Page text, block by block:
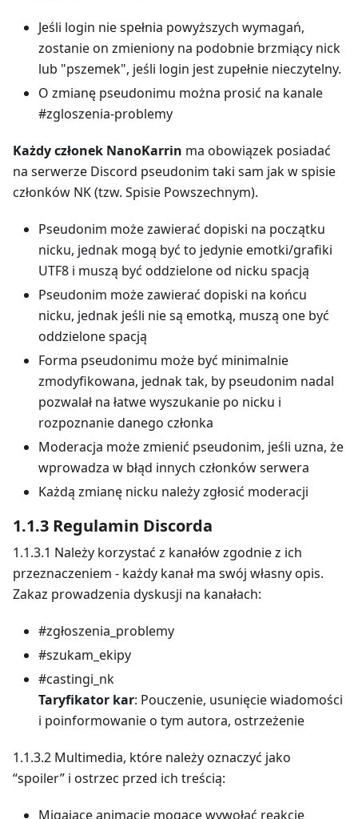
Jeśli login nie spełnia powyższych wymagań,
zostanie on zmieniony na podobnie brzmiący nick
lub "pszemek", jeśli login jest zupełnie nieczytelny.
O zmianę pseudonimu można prosić na kanale
#zgloszenia-problemy
Każdy członek NanoKarrin ma obowiązek posiadać
na serwerze Discord pseudonim taki sam jak w spisie
członków NK (tzw. Spisie Powszechnym).
Pseudonim może zawierać dopiski na początku
nicku, jednak mogą być to jedynie emotki/grafiki
UTF8 i muszą być oddzielone od nicku spacją
Pseudonim może zawierać dopiski na końcu
nicku, jednak jeśli nie są emotką, muszą one być
oddzielone spacją
Forma pseudonimu może być minimalnie
zmodyfikowana, jednak tak, by pseudonim nadal
pozwalał na łatwe wyszukanie po nicku i
rozpoznanie danego członka
Moderacja może zmienić pseudonim, jeśli uzna, że
wprowadza w błąd innych członków serwera
Każdą zmianę nicku należy zgłosić moderacji
1.1.3 Regulamin Discorda
1.1.3.1 Należy korzystać z kanałów zgodnie z ich
przeznaczeniem - każdy kanał ma swój własny opis.
Zakaz prowadzenia dyskusji na kanałach:
#zgłoszenia_problemy
#szukam_ekipy
#castingi_nk
Taryfikator kar: Pouczenie, usunięcie wiadomości
i poinformowanie o tym autora, ostrzeżenie
1.1.3.2 Multimedia, które należy oznaczyć jako
“spoiler” i ostrzec przed ich treścią:
Migające animacje mogące wywołać reakcje